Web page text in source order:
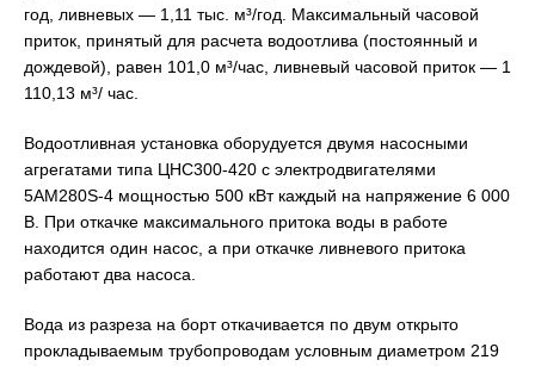
год, ливневых — 1,11 тыс. м³/год. Максимальный часовой
приток, принятый для расчета водоотлива (постоянный и
дождевой), равен 101,0 м³/час, ливневый часовой приток — 1
110,13 м³/ час.
Водоотливная установка оборудуется двумя насосными
агрегатами типа ЦНС300-420 с электродвигателями
5AM280S-4 мощностью 500 кВт каждый на напряжение 6 000
В. При откачке максимального притока воды в работе
находится один насос, а при откачке ливневого притока
работают два насоса.
Вода из разреза на борт откачивается по двум открыто
прокладываемым трубопроводам условным диаметром 219